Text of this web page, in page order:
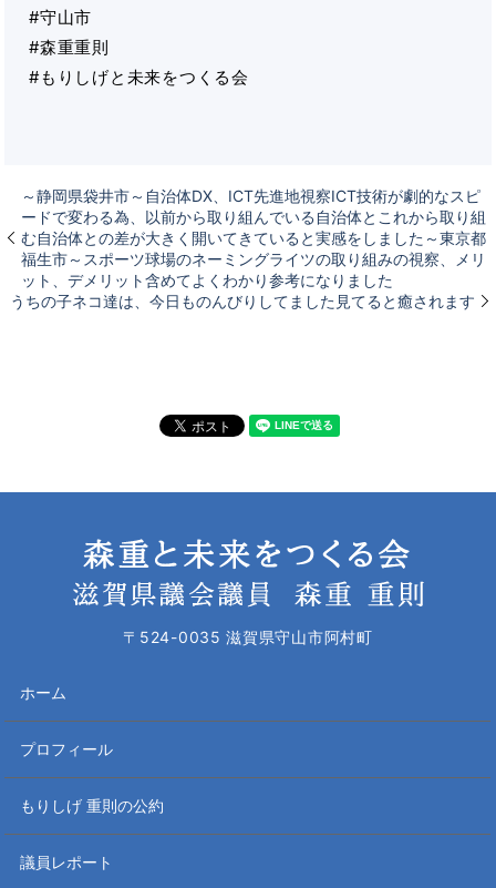
#守山市
#森重重則
#もりしげと未来をつくる会
～静岡県袋井市～自治体DX、ICT先進地視察ICT技術が劇的なスピ
ードで変わる為、以前から取り組んでいる自治体とこれから取り組
む自治体との差が大きく開いてきていると実感をしました～東京都
福生市～スポーツ球場のネーミングライツの取り組みの視察、メリ
ット、デメリット含めてよくわかり参考になりました
うちの子ネコ達は、今日ものんびりしてました見てると癒されます
〒524-0035 滋賀県守山市阿村町
ホーム
プロフィール
もりしげ 重則の公約
議員レポート